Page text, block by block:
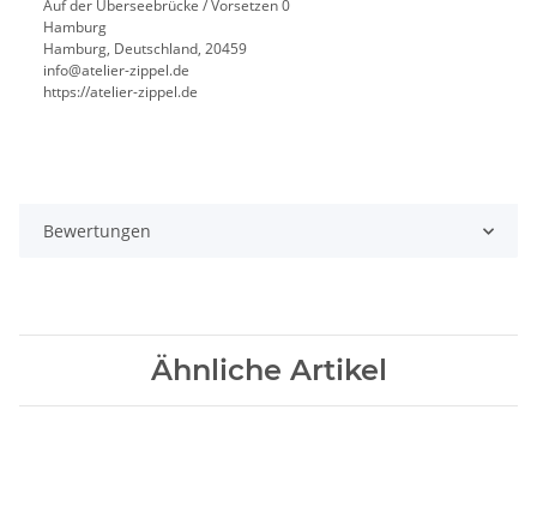
Auf der Überseebrücke / Vorsetzen 0
Hamburg
Hamburg, Deutschland, 20459
info@atelier-zippel.de
https://atelier-zippel.de
Bewertungen
Ähnliche Artikel